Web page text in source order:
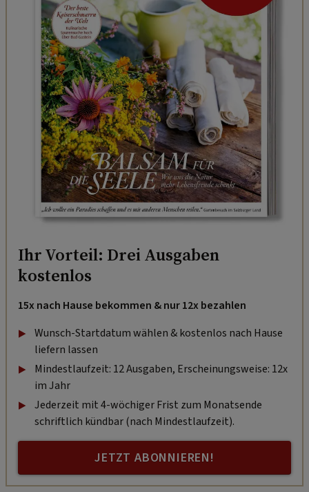
Ihr Vorteil: Drei Ausgaben
kostenlos
15x nach Hause bekommen & nur 12x bezahlen
Wunsch-Startdatum wählen & kostenlos nach Hause
liefern lassen
Mindestlaufzeit: 12 Ausgaben, Erscheinungsweise: 12x
im Jahr
Jederzeit mit 4-wöchiger Frist zum Monatsende
schriftlich kündbar (nach Mindestlaufzeit).
JETZT ABONNIEREN!